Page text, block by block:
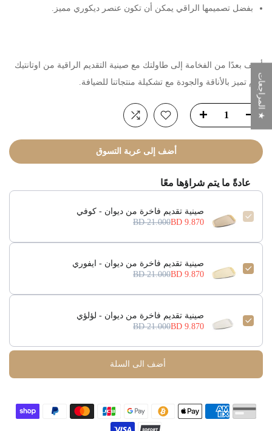
بفضل تصميمها الراقي يمكن أن تكون عنصر ديكوري مميز.
أضف بعدًا من الفخامة إلى طاولتك مع صينية التقديم الراقية من اوتانتيك
هوم تميز بالأناقة والجودة مع تشكيلة منتجاتنا للضيافة.
أضف إلى عربة التسوق
عادةً ما يتم شراؤها معًا
صينية تقديم فاخرة من ديوان - كوفي
9.870 BD
21.000 BD
صينية تقديم فاخرة من ديوان - ايفوري
9.870 BD
21.000 BD
صينية تقديم فاخرة من ديوان - لؤلؤي
9.870 BD
21.000 BD
أضف الى السلة
★ المراجعات